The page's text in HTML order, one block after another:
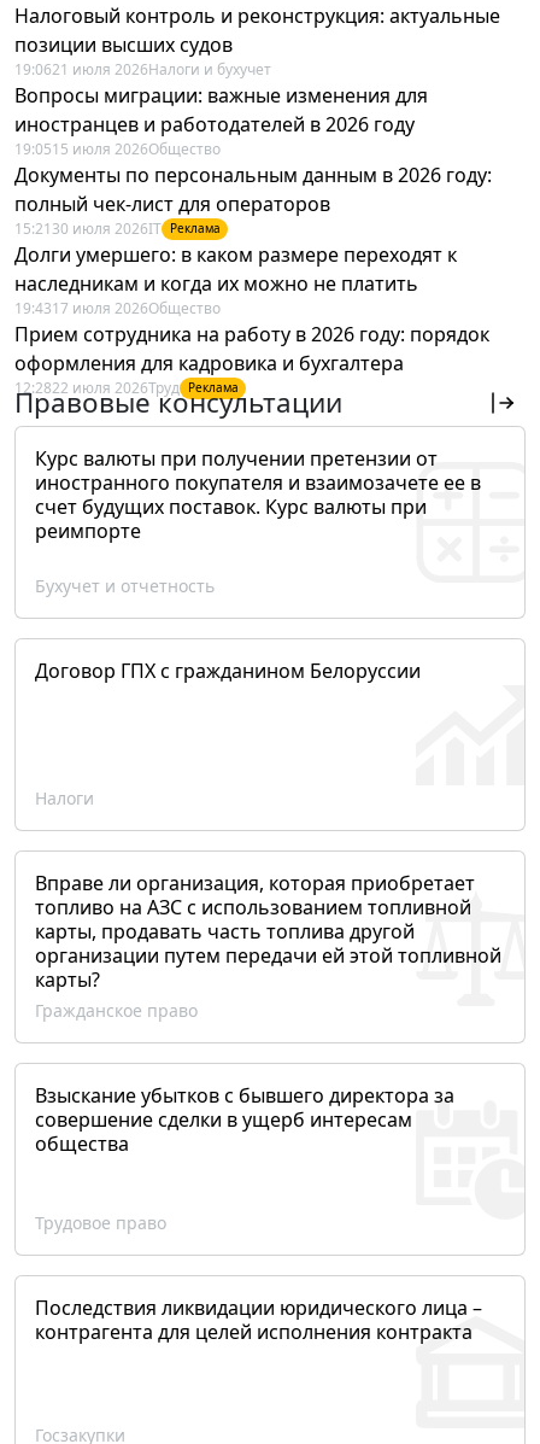
Налоговый контроль и реконструкция: актуальные
позиции высших судов
19:0621 июля 2026Налоги и бухучет
Вопросы миграции: важные изменения для
иностранцев и работодателей в 2026 году
19:0515 июля 2026Общество
Документы по персональным данным в 2026 году:
полный чек-лист для операторов
15:21 30 июля 2026IT Реклама
Долги умершего: в каком размере переходят к
наследникам и когда их можно не платить
19:4317 июля 2026Общество
Прием сотрудника на работу в 2026 году: порядок
оформления для кадровика и бухгалтера
12:2822 июля 2026Труд Реклама
Правовые консультации
Курс валюты при получении претензии от
иностранного покупателя и взаимозачете ее в
счет будущих поставок. Курс валюты при
реимпорте
Бухучет и отчетность
Договор ГПХ с гражданином Белоруссии
Налоги
Вправе ли организация, которая приобретает
топливо на АЗС с использованием топливной
карты, продавать часть топлива другой
организации путем передачи ей этой топливной
карты?
Гражданское право
Взыскание убытков с бывшего директора за
совершение сделки в ущерб интересам
общества
Трудовое право
Последствия ликвидации юридического лица –
контрагента для целей исполнения контракта
Госзакупки